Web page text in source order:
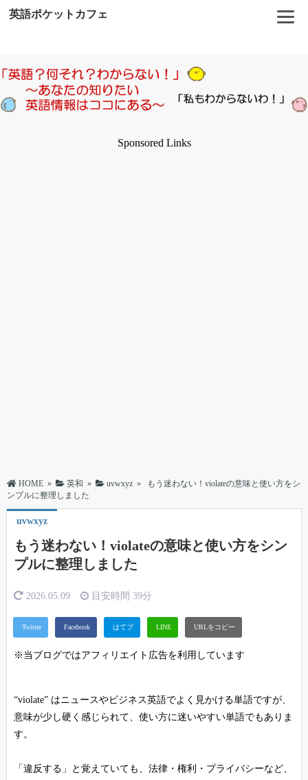
英語ポケットカフェ
Sponsored Links
HOME » 英和 » uvwxyz »
もう迷わない！violateの意味と使い方をシ
ンプルに整理しました
uvwxyz
もう迷わない！violateの意味と使い方をシン
プルに整理しました
2026.05.09 目安時間 39分
※当ブログではアフィリエイト広告を利用しています
“violate” はニュースやビジネス英語でよく見かける単語ですが、
意味が少し硬く感じられて、使い方に迷いやすい単語でもありま
す。
「違反する」と覚えていても、法律・権利・プライバシーなど、